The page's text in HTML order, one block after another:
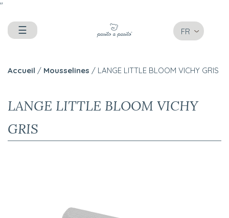
"
☰ FR
Accueil / Mousselines / LANGE LITTLE BLOOM VICHY GRIS
LANGE LITTLE BLOOM VICHY
GRIS